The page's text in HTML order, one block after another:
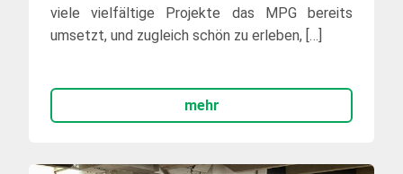
viele vielfältige Projekte das MPG bereits
umsetzt, und zugleich schön zu erleben, […]
mehr